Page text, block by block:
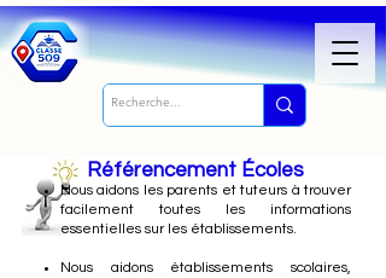
Référencement Écoles
Nousaidons les parents et tuteurs à trouver
facilement toutes les informations
essentielles sur les établissements.
Nous aidons établissements scolaires,